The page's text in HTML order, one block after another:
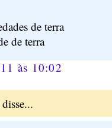
de terra
de terra
às 10:02